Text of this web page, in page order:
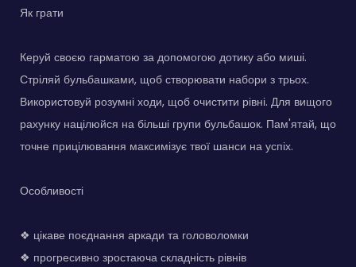
Як грати
Керуй своєю гарматою за допомогою дотику або миші.
Стріляй бульбашками, щоб створювати набори з трьох.
Використовуй розумні ходи, щоб очистити рівні. Для вищого
рахунку націлюйся на більші групи бульбашок. Пам'ятай, що
точне прицілювання максимізує твої шанси на успіх.
Особливості
❖ цікаве поєднання аркади та головоломки
❖ прогресивно зростаюча складність рівнів